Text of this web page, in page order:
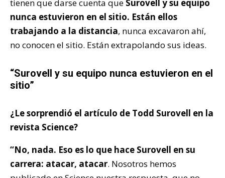
tienen que darse cuenta que Surovell y su equipo
nunca estuvieron en el sitio. Están ellos
trabajando a la distancia, nunca excavaron ahí,
no conocen el sitio. Están extrapolando sus ideas.
“Surovell y su equipo nunca estuvieron en el
sitio”
¿Le sorprendió el artículo de Todd Surovell en la
revista Science?
“No, nada. Eso es lo que hace Surovell en su
carrera: atacar, atacar. Nosotros hemos